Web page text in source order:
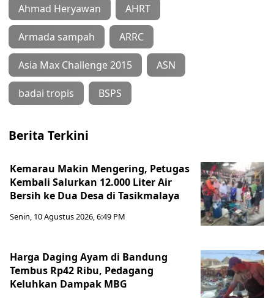
Ahmad Heryawan AHRT
Armada sampah ARRC
Asia Max Challenge 2015 ASN
badai tropis BSPS
Berita Terkini
Kemarau Makin Mengering, Petugas
Kembali Salurkan 12.000 Liter Air
Bersih ke Dua Desa di Tasikmalaya
Senin, 10 Agustus 2026, 6:49 PM
Harga Daging Ayam di Bandung
Tembus Rp42 Ribu, Pedagang
Keluhkan Dampak MBG